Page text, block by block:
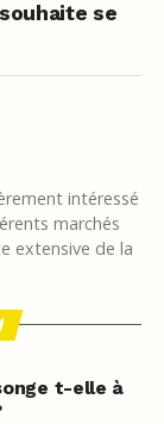
se
intéressé
marchés
extensive de la
t-elle à